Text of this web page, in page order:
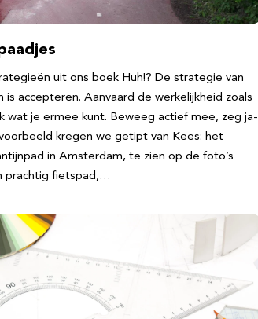
uit ons boek Huh!? De strategie van
is accepteren. Aanvaard de werkelijkheid zoals
wat je ermee kunt. Beweeg actief mee, zeg ja-
kregen we getipt van Kees: het
in Amsterdam, te zien op de foto’s
prachtig fietspad,…